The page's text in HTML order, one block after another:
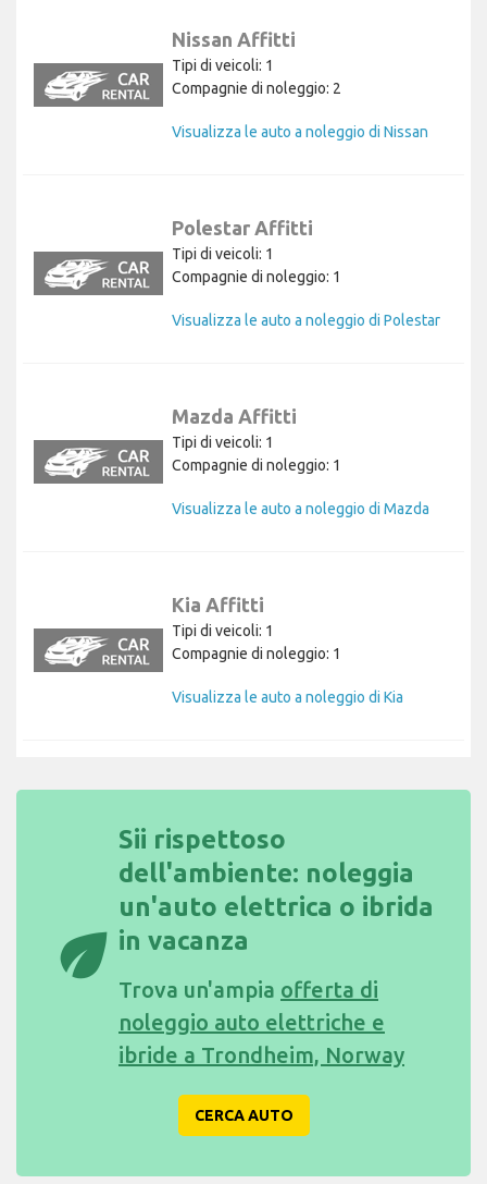
Nissan Affitti
Tipi di veicoli: 1
Compagnie di noleggio: 2
Visualizza le auto a noleggio di Nissan
Polestar Affitti
Tipi di veicoli: 1
Compagnie di noleggio: 1
Visualizza le auto a noleggio di Polestar
Mazda Affitti
Tipi di veicoli: 1
Compagnie di noleggio: 1
Visualizza le auto a noleggio di Mazda
Kia Affitti
Tipi di veicoli: 1
Compagnie di noleggio: 1
Visualizza le auto a noleggio di Kia
eco
Sii rispettoso
dell'ambiente: noleggia
un'auto elettrica o ibrida
in vacanza
Trova un'ampia offerta di
noleggio auto elettriche e
ibride a Trondheim, Norway
CERCA AUTO